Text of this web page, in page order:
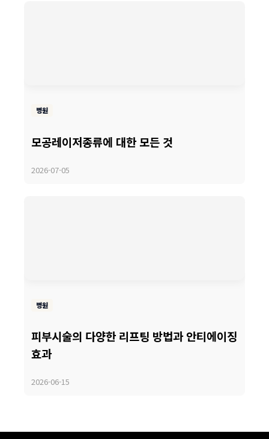
병원
모공레이저종류에 대한 모든 것
2026-07-05
병원
피부시술의 다양한 리프팅 방법과 안티에이징
효과
2026-06-15